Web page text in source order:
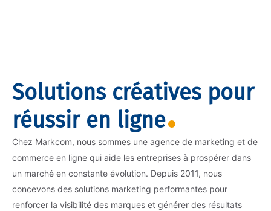
Solutions créatives pour
réussir en ligne
Chez Markcom, nous sommes une agence de marketing et de
commerce en ligne qui aide les entreprises à prospérer dans
un marché en constante évolution. Depuis 2011, nous
concevons des solutions marketing performantes pour
renforcer la visibilité des marques et générer des résultats